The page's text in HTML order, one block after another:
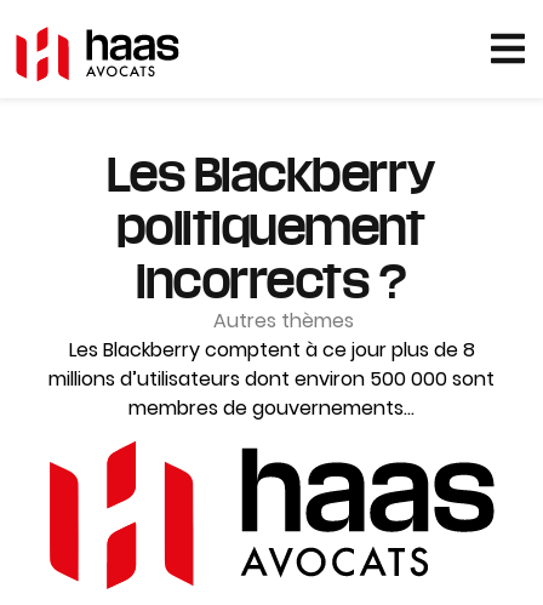
Les Blackberry
politiquement
incorrects ?
Autres thèmes
Les Blackberry comptent à ce jour plus de 8
millions d’utilisateurs dont environ 500 000 sont
membres de gouvernements...